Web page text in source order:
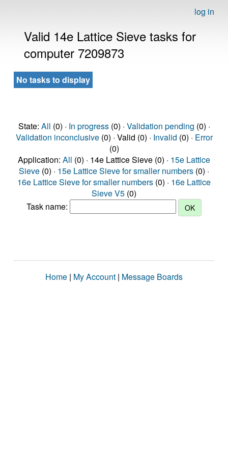
log in
Valid 14e Lattice Sieve tasks for
computer 7209873
No tasks to display
State: All (0) · In progress(0) · Validation pending (0) ·
Validation inconclusive(0) · Valid (0) · Invalid (0) · Error
(0)
Application: All (0) · 14e Lattice Sieve (0) · 15e Lattice
Sieve (0) · 15e Lattice Sieve for smaller numbers (0) ·
16e Lattice Sieve for smaller numbers (0) · 16e Lattice
Sieve V5 (0)
Task name:
Home | My Account | Message Boards